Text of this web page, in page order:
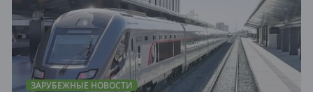
ЗАРУБЕЖНЫЕ НОВОСТИ